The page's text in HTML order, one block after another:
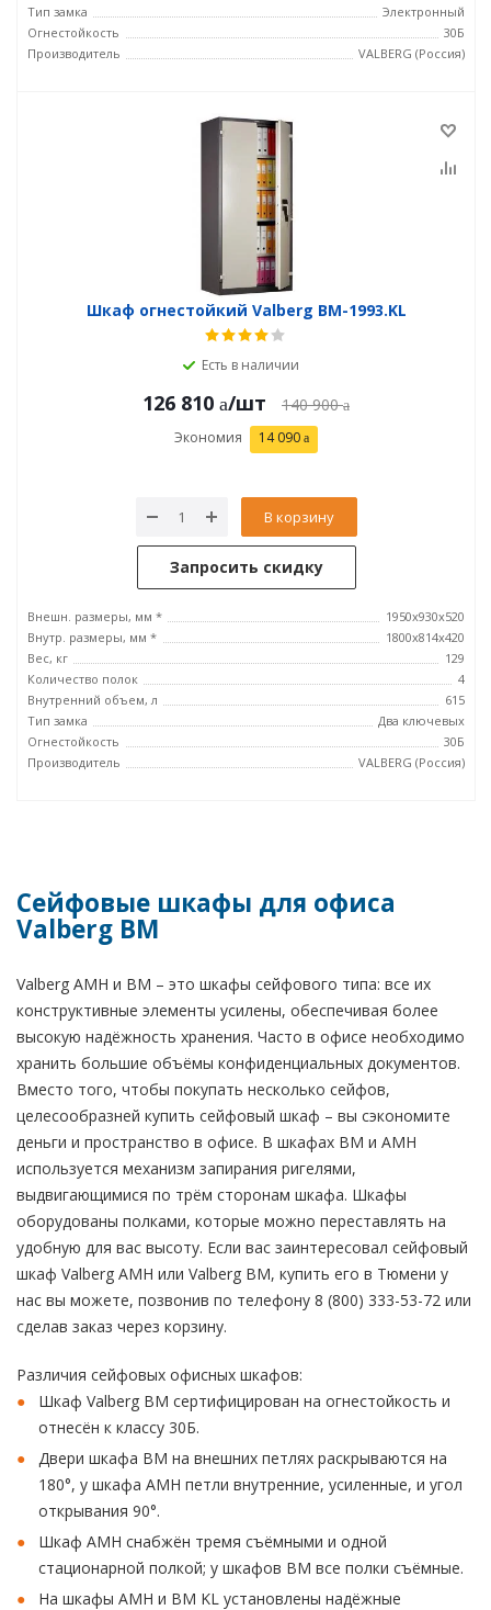
Тип замка
Электронный
Огнестойкость
30Б
Производитель
VALBERG (Россия)
Шкаф огнестойкий Valberg BM-1993.KL
Есть в наличии
126 810 /шт 140 900
Экономия 14 090
В корзину
Запросить скидку
Внешн. размеры, мм *
1950x930x520
Внутр. размеры, мм *
1800x814x420
Вес, кг
129
Количество полок
4
Внутренний объем, л
615
Тип замка
Два ключевых
Огнестойкость
30Б
Производитель
VALBERG (Россия)
Сейфовые шкафы для офиса
Valberg BM
Valberg AMH и BM – это шкафы сейфового типа: все их
конструктивные элементы усилены, обеспечивая более
высокую надёжность хранения. Часто в офисе необходимо
хранить большие объёмы конфиденциальных документов.
Вместо того, чтобы покупать несколько сейфов,
целесообразней купить сейфовый шкаф – вы сэкономите
деньги и пространство в офисе. В шкафах BM и AMH
используется механизм запирания ригелями,
выдвигающимися по трём сторонам шкафа. Шкафы
оборудованы полками, которые можно переставлять на
удобную для вас высоту. Если вас заинтересовал сейфовый
шкаф Valberg AMH или Valberg BM, купить его в Тюмени у
нас вы можете, позвонив по телефону 8 (800) 333-53-72 или
сделав заказ через корзину.
Различия сейфовых офисных шкафов:
Шкаф Valberg BM сертифицирован на огнестойкость и
отнесён к классу 30Б.
Двери шкафа BM на внешних петлях раскрываются на
180°, у шкафа AMH петли внутренние, усиленные, и угол
открывания 90°.
Шкаф AMH снабжён тремя съёмными и одной
стационарной полкой; у шкафов BM все полки съёмные.
На шкафы AMH и BM KL установлены надёжные